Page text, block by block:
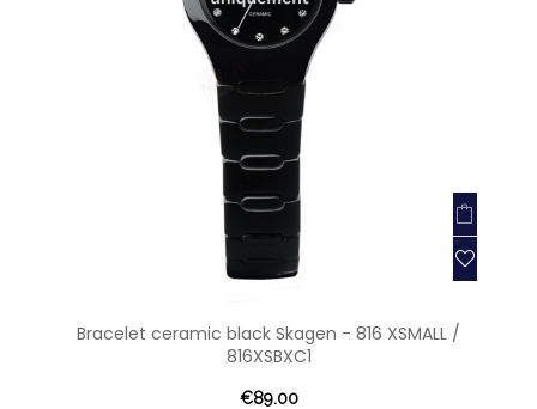
Bracelet ceramic black Skagen - 816 XSMALL /
816XSBXC1
€89.00